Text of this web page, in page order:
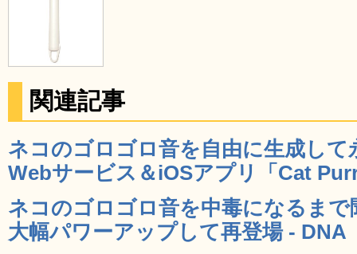
関連記事
ネコのゴロゴロ音を自由に生成して
Webサービス＆iOSアプリ「Cat
ネコのゴロゴロ音を中毒になるま
大幅パワーアップして再登場 - DNA